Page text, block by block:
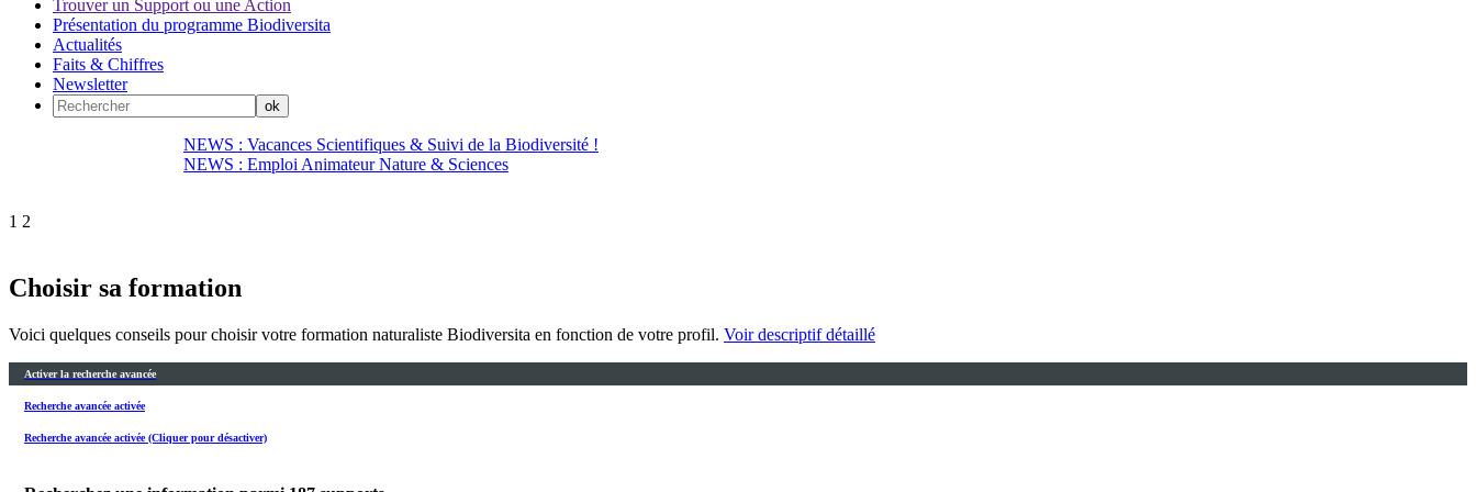
Trouver un Support ou une Action
Présentation du programme Biodiversita
Actualités
Faits & Chiffres
Newsletter
NEWS : Vacances Scientifiques & Suivi de la Biodiversité !
NEWS : Emploi Animateur Nature & Sciences
1 2
Choisir sa formation
Voici quelques conseils pour choisir votre formation naturaliste Biodiversita en fonction de votre profil. Voir descriptif détaillé
Activer la recherche avancée
Recherche avancée activée
Recherche avancée activée (Cliquer pour désactiver)